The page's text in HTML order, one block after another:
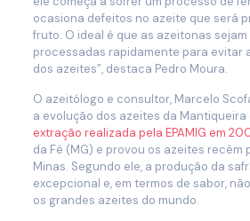
ocasiona defeitos no azeite que será
fruto. O ideal é que as azeitonas
processadas rapidamente para evitar
dos azeites”, destaca Pedro Moura.
O azeitólogo e consultor, Marcelo
a evolução dos azeites da Mantiqueira
extração realizada pela EPAMIG em
da Fé (MG) e provou os azeites recém
Minas. Segundo ele, a produção da
excepcional e, em termos de sabor,
os grandes azeites do mundo.